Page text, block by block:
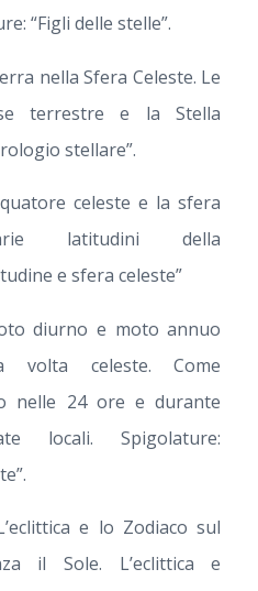
“Figli delle stelle”.
nella Sfera Celeste. Le
terrestre e la Stella
stellare”.
celeste e la sfera
latitudini della
e sfera celeste”
diurno e moto annuo
celeste. Come
nelle 24 ore e durante
locali. Spigolature:
e lo Zodiaco sul
il Sole. L’eclittica e